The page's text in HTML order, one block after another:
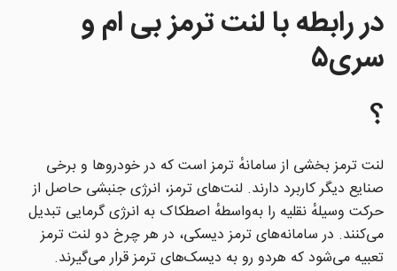
در رابطه با لنت ترمزبی ام و
سری۵
؟
لنت ترمز بخشی از سامانهٔ ترمز است که در خودروها و برخی
صنایع دیگر کاربرد دارند. لنت‌های ترمز، انرژی جنبشی حاصل از
حرکت وسیلهٔ نقلیه را به‌واسطهٔ اصطکاک به انرژی گرمایی تبدیل
می‌کنند. در سامانه‌های ترمز دیسکی، در هر چرخ دو لنت ترمز
تعبیه می‌شود که هردو رو به دیسک‌های ترمز قرار می‌گیرند.